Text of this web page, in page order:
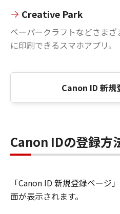
Creative Park
ペーパークラフトなどさま
に印刷できるスマホアプリ。
Canon ID 新規
Canon IDの登録方
「Canon ID 新規登録ページ
面が表示されます。